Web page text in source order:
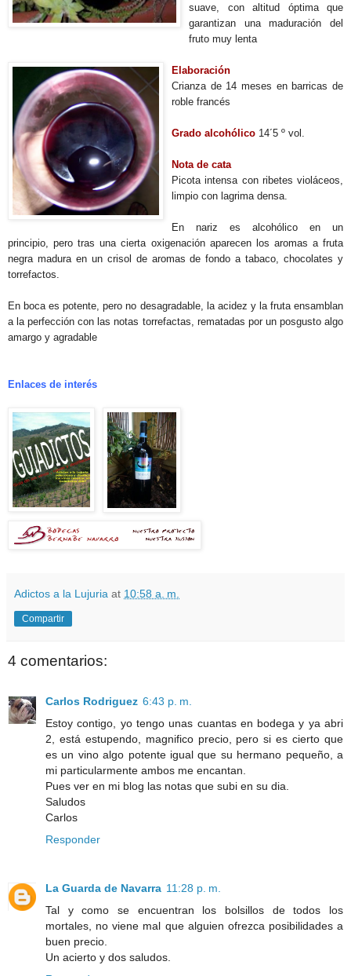
suave, con altitud óptima que
garantizan una maduración del
fruto muy lenta
Elaboración
Crianza de 14 meses en barricas de
roble francés
Grado alcohólico 14´5 º vol.
Nota de cata
Picota intensa con ribetes violáceos,
limpio con lagrima densa.
En nariz es alcohólico en un
principio, pero tras una cierta oxigenación aparecen los aromas a fruta
negra madura en un crisol de aromas de fondo a tabaco, chocolates y
torrefactos.
En boca es potente, pero no desagradable, la acidez y la fruta ensamblan
a la perfección con las notas torrefactas, rematadas por un posgusto algo
amargo y agradable
Enlaces de interés
Adictos a la Lujuria at 10:58 a. m.
Compartir
4 comentarios:
Carlos Rodriguez 6:43 p. m.
Estoy contigo, yo tengo unas cuantas en bodega y ya abri
2, está estupendo, magnifico precio, pero si es cierto que
es un vino algo potente igual que su hermano pequeño, a
mi particularmente ambos me encantan.
Pues ver en mi blog las notas que subi en su dia.
Saludos
Carlos
Responder
La Guarda de Navarra 11:28 p. m.
Tal y como se encuentran los bolsillos de todos los
mortales, no viene mal que alguien ofrezca posibilidades a
buen precio.
Un acierto y dos saludos.